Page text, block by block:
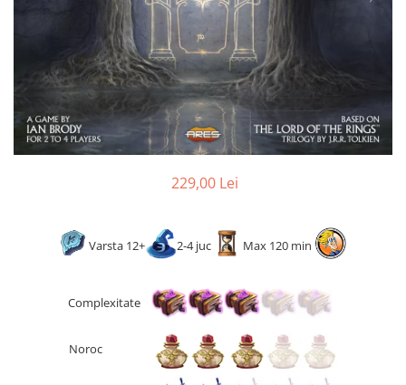
2 - 4 jucători
5 - 6 jucători
7+ jucători
Categoriile Noastre
Premiate internațional
Colecția personală
Ușor de invățat
Cele mai vândute
Durata de joc
30 - 60 minute
Peste 2 ore
229,00 Lei
Varsta 12+ 2-4 juc Max 120 min
Complexitate
Noroc